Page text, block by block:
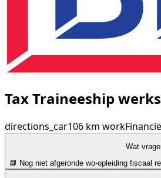
Tax Traineeship
directions_car106 km work
Wat
📘 Nog niet afgeronde wo-opleiding fiscaal